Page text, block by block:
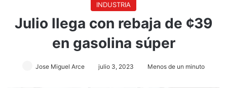
INDUSTRIA
Julio llega con rebaja de ¢39
en gasolina súper
Jose Miguel Arce julio 3, 2023 Menos de un minuto